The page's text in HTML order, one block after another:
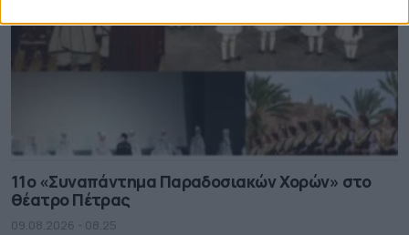
11ο «Συναπάντημα Παραδοσιακών Χορών» στο
θέατρο Πέτρας
09.08.2026 - 08.25